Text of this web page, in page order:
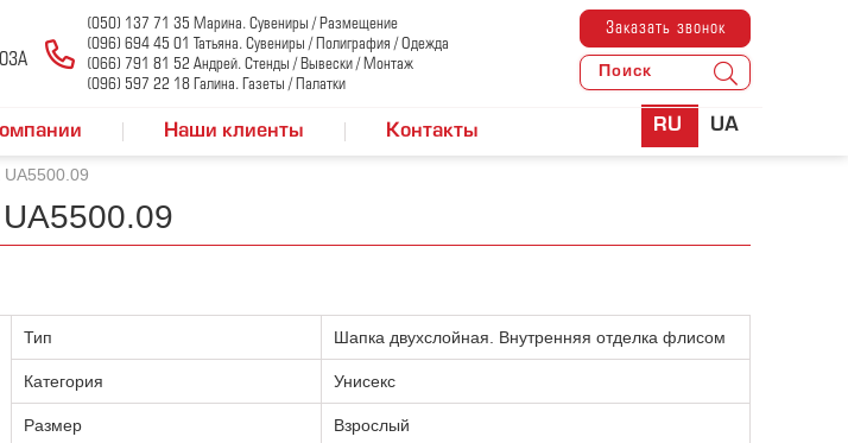
RU UA
Заказать звонок
(050) 137 71 35 Марина. Сувениры / Размещение
(096) 694 45 01 Татьяна. Сувениры / Полиграфия / Одежда
(066) 791 81 52 Андрей. Стенды / Вывески / Монтаж
(096) 597 22 18 Галина. Газеты / Палатки
Наши клиенты Контакты
Тип Шапка двухслойная. Внутренняя отделка флисом
Категория Унисекс
Размер Взрослый